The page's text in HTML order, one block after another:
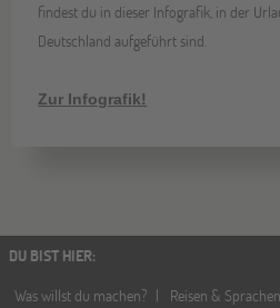
findest du in dieser Infografik, in der
Deutschland aufgeführt sind.
Zur Infografik!
DU BIST HIER:
Was willst du machen?
Reisen &